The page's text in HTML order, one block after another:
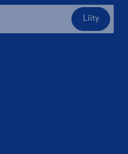
Liity